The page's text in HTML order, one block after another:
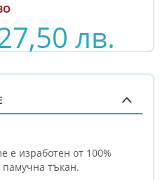
лв.
е изработен от 100%
памучна тъкан.